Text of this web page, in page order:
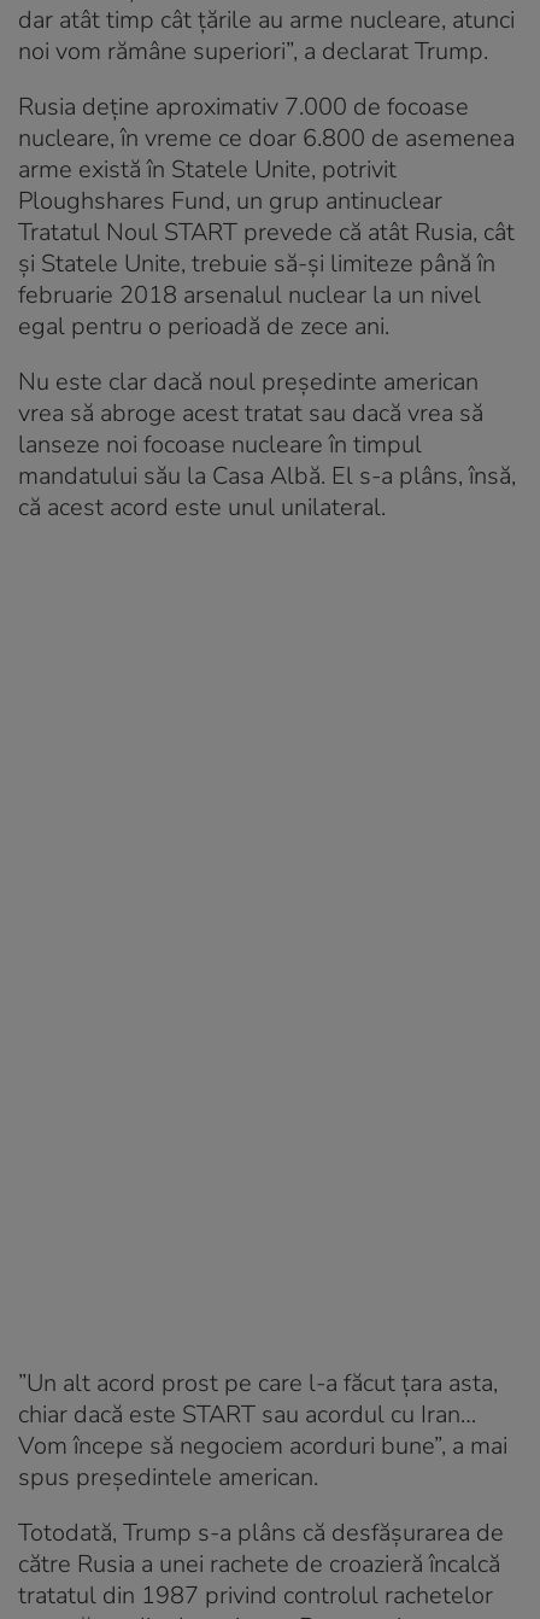
dar atât timp cât ţările au arme nucleare, atunci
noi vom rămâne superiori”, a declarat Trump.
Rusia deţine aproximativ 7.000 de focoase
nucleare, în vreme ce doar 6.800 de asemenea
arme există în Statele Unite, potrivit
Ploughshares Fund, un grup antinuclear
Tratatul Noul START prevede că atât Rusia, cât
şi Statele Unite, trebuie să-şi limiteze până în
februarie 2018 arsenalul nuclear la un nivel
egal pentru o perioadă de zece ani.
Nu este clar dacă noul preşedinte american
vrea să abroge acest tratat sau dacă vrea să
lanseze noi focoase nucleare în timpul
mandatului său la Casa Albă. El s-a plâns, însă,
că acest acord este unul unilateral.
”Un alt acord prost pe care l-a făcut ţara asta,
chiar dacă este START sau acordul cu Iran…
Vom începe să negociem acorduri bune”, a mai
spus președintele american.
Totodată, Trump s-a plâns că desfășurarea de
către Rusia a unei rachete de croazieră încalcă
tratatul din 1987 privind controlul rachetelor